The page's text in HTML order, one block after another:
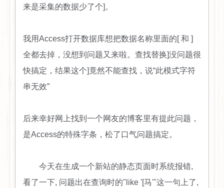
来是采集的数据少了个]。
我用Access打开数据库想把数据名称里面的[ 和 ]
全都去掉，没想到问题又来啦。查找替换]没问题很
快搞定，结果这个]竟然不能查找，说“此模式字符
串无效”
后来幸好网上找到一个网友的博客里有提此问题，
是Access的特殊字条，松了口气问题搞定。
今天在生成一个新站的静态页面时系统报错,
看了一下, 问题出在查询时的"like '[马'"这一句上了,